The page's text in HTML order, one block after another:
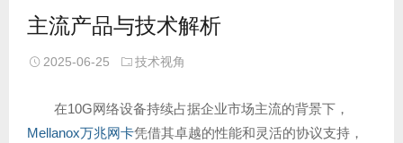
主流产品与技术解析
2025-06-25 技术视角
在10G网络设备持续占据企业市场主流的背景下，
Mellanox万兆网卡凭借其卓越的性能和灵活的协议支持，